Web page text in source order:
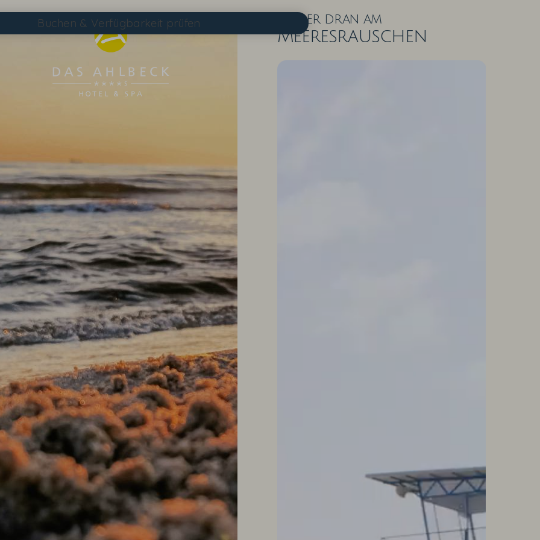
Buchen & Verfügbarkeit prüfen
Suchen
DAS AHLBECK ÜBERSICHTSSEITE
WETTER & WEBCAM
WISSENSWERTES
EVENTS IM HOTEL
TAGEN & FEIERN
Näher dran am
Meeresrauschen